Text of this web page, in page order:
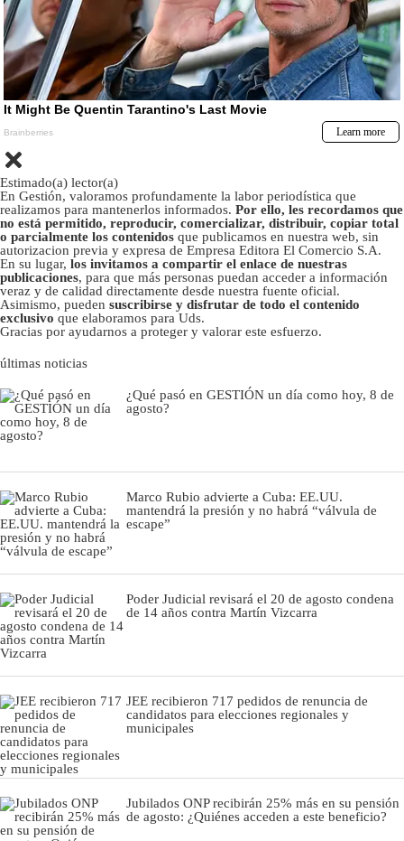
Estimado(a) lector(a)
En Gestión, valoramos profundamente la labor periodística que
realizamos para mantenerlos informados. Por ello, les recordamos que
no está permitido, reproducir, comercializar, distribuir, copiar total
o parcialmente los contenidos que publicamos en nuestra web, sin
autorizacion previa y expresa de Empresa Editora El Comercio S.A.
En su lugar, los invitamos a compartir el enlace de nuestras
publicaciones, para que más personas puedan acceder a información
veraz y de calidad directamente desde nuestra fuente oficial.
Asimismo, pueden suscribirse y disfrutar de todo el contenido
exclusivo que elaboramos para Uds.
Gracias por ayudarnos a proteger y valorar este esfuerzo.
últimas noticias
¿Qué pasó en GESTIÓN un día como hoy, 8 de
agosto?
Marco Rubio advierte a Cuba: EE.UU.
mantendrá la presión y no habrá “válvula de
escape”
Poder Judicial revisará el 20 de agosto condena
de 14 años contra Martín Vizcarra
JEE recibieron 717 pedidos de renuncia de
candidatos para elecciones regionales y
municipales
Jubilados ONP recibirán 25% más en su pensión
de agosto: ¿Quiénes acceden a este beneficio?